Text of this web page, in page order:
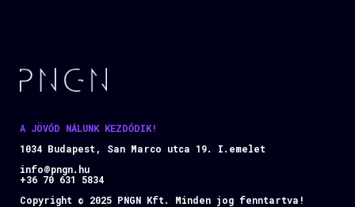
A JÖVŐD NÁLUNK KEZDŐDIK!
1034 Budapest, San Marco utca 19. I.emelet
info@pngn.hu
+36 70 631 5834
Copyright © 2025 PNGN Kft. Minden jog fenntartva!